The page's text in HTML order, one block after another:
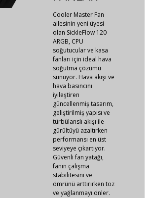
Cooler Master Fan
ailesinin yeni üyesi
olan SickleFlow 120
ARGB, CPU
soğutucular ve kasa
fanları için ideal hava
soğutma çözümü
sunuyor. Hava akışı ve
hava basıncını
iyileştiren
güncellenmiş tasarım,
geliştirilmiş yapısı ve
türbülanslı akışı ile
gürültüyü azaltırken
performansı en üst
seviyeye çıkartıyor.
Güvenli fan yatağı,
fanın çalışma
stabilitesini ve
ömrünü arttırırken toz
ve yağlanmayı önler.